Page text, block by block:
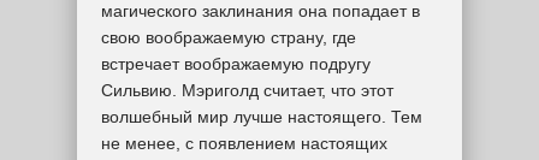
магического заклинания она попадает в
свою воображаемую страну, где
встречает воображаемую подругу
Сильвию. Мэриголд считает, что этот
волшебный мир лучше настоящего. Тем
не менее, с появлением настоящих